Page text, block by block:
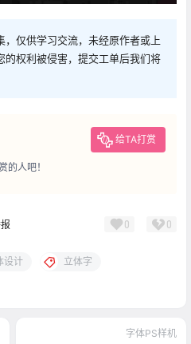
仅供学习交流，未经原作者或上
的权利被侵害，提交工单后我们将
给TA打赏
的人吧！
0 0
设计 立体字
字体PS样机